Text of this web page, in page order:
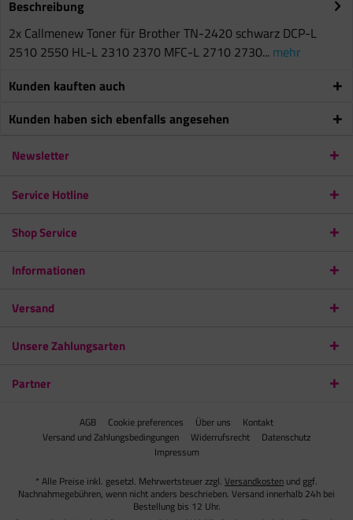
Beschreibung
2x Callmenew Toner für Brother TN-2420 schwarz DCP-L
2510 2550 HL-L 2310 2370 MFC-L 2710 2730... mehr
Kunden kauften auch
Kunden haben sich ebenfalls angesehen
Newsletter
Service Hotline
Shop Service
Informationen
Versand
Unsere Zahlungsarten
Partner
AGB Cookie preferences Über uns
Kontakt
Versand und Zahlungsbedingungen
Widerrufsrecht
Datenschutz
Impressum
* Alle Preise inkl. gesetzl. Mehrwertsteuer zzgl. Versandkosten und ggf.
Nachnahmegebühren, wenn nicht anders beschrieben. Versand innerhalb 24h bei
Bestellung bis 12 Uhr.